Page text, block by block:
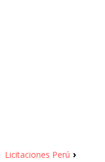
Licitaciones Perú ›